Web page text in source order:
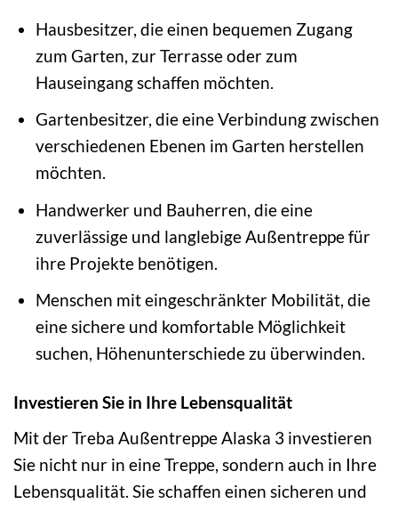
Hausbesitzer, die einen bequemen Zugang
zum Garten, zur Terrasse oder zum
Hauseingang schaffen möchten.
Gartenbesitzer, die eine Verbindung zwischen
verschiedenen Ebenen im Garten herstellen
möchten.
Handwerker und Bauherren, die eine
zuverlässige und langlebige Außentreppe für
ihre Projekte benötigen.
Menschen mit eingeschränkter Mobilität, die
eine sichere und komfortable Möglichkeit
suchen, Höhenunterschiede zu überwinden.
Investieren Sie in Ihre Lebensqualität
Mit der Treba Außentreppe Alaska 3 investieren
Sie nicht nur in eine Treppe, sondern auch in Ihre
Lebensqualität. Sie schaffen einen sicheren und